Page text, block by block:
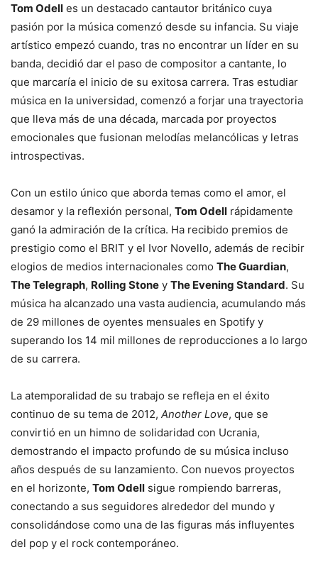
Tom Odell es un destacado cantautor británico cuya
pasión por la música comenzó desde su infancia. Su viaje
artístico empezó cuando, tras no encontrar un líder en su
banda, decidió dar el paso de compositor a cantante, lo
que marcaría el inicio de su exitosa carrera. Tras estudiar
música en la universidad, comenzó a forjar una trayectoria
que lleva más de una década, marcada por proyectos
emocionales que fusionan melodías melancólicas y letras
introspectivas.
Con un estilo único que aborda temas como el amor, el
desamor y la reflexión personal, Tom Odell rápidamente
ganó la admiración de la crítica. Ha recibido premios de
prestigio como el BRIT y el Ivor Novello, además de recibir
elogios de medios internacionales como The Guardian,
The Telegraph, Rolling Stone y The Evening Standard. Su
música ha alcanzado una vasta audiencia, acumulando más
de 29 millones de oyentes mensuales en Spotify y
superando los 14 mil millones de reproducciones a lo largo
de su carrera.
La atemporalidad de su trabajo se refleja en el éxito
continuo de su tema de 2012, Another Love, que se
convirtió en un himno de solidaridad con Ucrania,
demostrando el impacto profundo de su música incluso
años después de su lanzamiento. Con nuevos proyectos
en el horizonte, Tom Odell sigue rompiendo barreras,
conectando a sus seguidores alrededor del mundo y
consolidándose como una de las figuras más influyentes
del pop y el rock contemporáneo.